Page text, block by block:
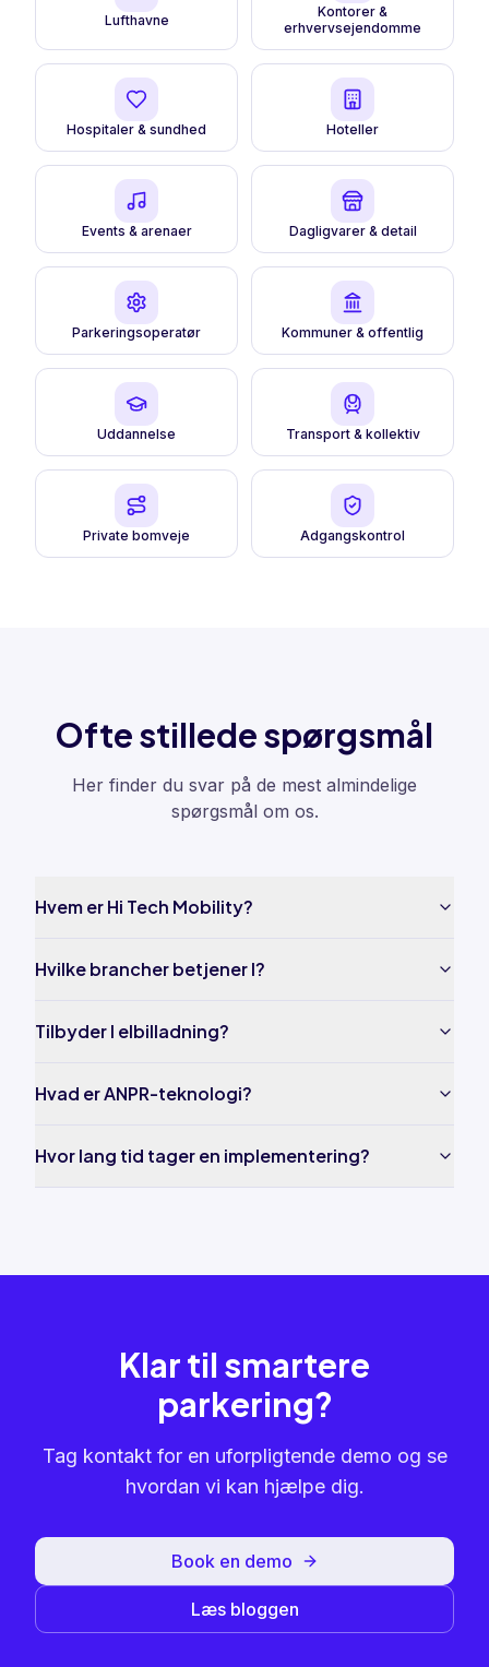
Lufthavne
Kontorer &
erhvervsejendomme
Hospitaler & sundhed Hoteller
Events & arenaer Dagligvarer & detail
Parkeringsoperatør Kommuner & offentlig
Uddannelse Transport & kollektiv
Private bomveje Adgangskontrol
Ofte stillede spørgsmål
Her finder du svar på de mest almindelige
spørgsmål om os.
Hvem er Hi Tech Mobility?
Hvilke brancher betjener I?
Tilbyder I elbilladning?
Hvad er ANPR-teknologi?
Hvor lang tid tager en implementering?
Klar til smartere
parkering?
Tag kontakt for en uforpligtende demo og se
hvordan vi kan hjælpe dig.
Book en demo
Læs bloggen